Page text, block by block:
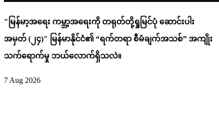
"မြန်မာ့အရေး ကမ္ဘာ့အရေးကို တရုတ်တို့ရှုမြင်ပုံ ဆောင်းပါး
အမှတ် (၂၄)" မြန်မာနိုင်ငံ၏ “ရက်တရာ စီမံချက်အသစ်” အကျိုး
သက်ရောက်မှု ဘယ်လောက်ရှိသလဲ။
7 Aug 2026